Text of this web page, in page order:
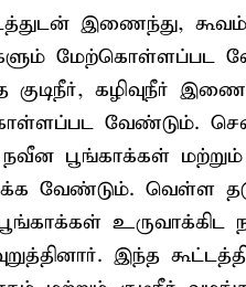
இணைந்து,
மேற்கொள்ளப்பட
குடிநீர், கழிவுநீர்
வேண்டும்.
பூங்காக்கள்
வேண்டும். வெள்ள
உருவாக்கிட
இந்த